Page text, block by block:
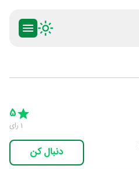
5 Stars
5
1 رای
دنبال کن